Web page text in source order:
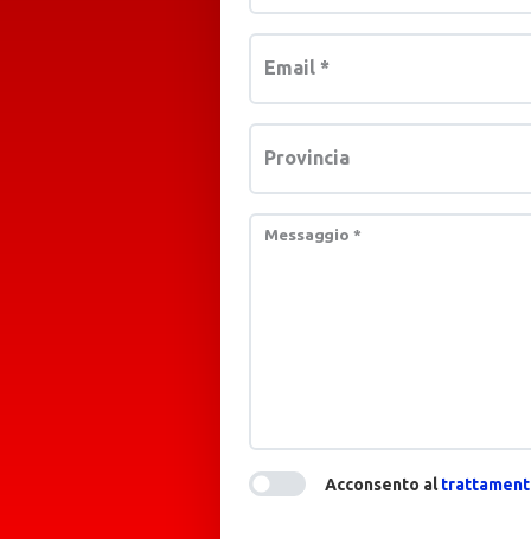
Email *
Provincia
Messaggio *
Acconsento al